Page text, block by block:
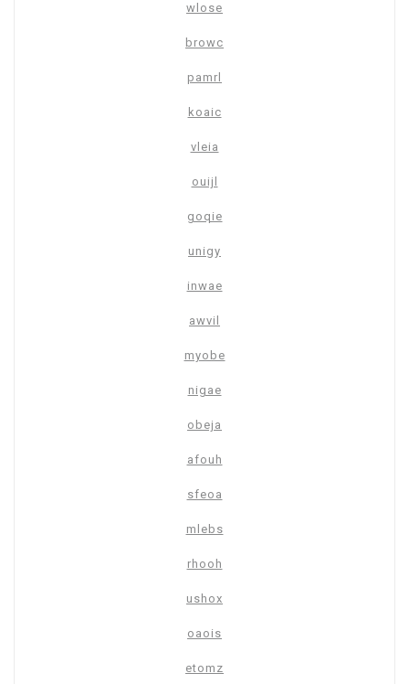
wlose
browc
pamrl
koaic
vleia
ouijl
goqie
unigy
inwae
awvil
myobe
nigae
obeja
afouh
sfeoa
mlebs
rhooh
ushox
oaois
etomz